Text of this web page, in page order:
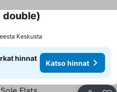
double)
Keskusta
hinnat
Katso hinnat